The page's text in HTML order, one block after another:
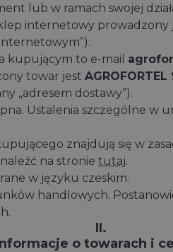
lub w ramach swojej
internetowy
kupującym to e-mail
towar jest
„adresem dostawy”).
Ustalenia szczególne w
znajdują się w
na stronie tutaj.
w języku czeskim.
handlowych.
II.
o towarach i